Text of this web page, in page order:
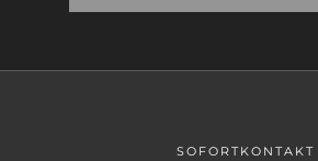
SOFORTKONTAKT